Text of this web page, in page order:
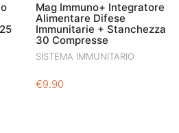
Mag Immuno+ Integratore
Alimentare Difese
Immunitarie + Stanchezza
30 Compresse
SISTEMA IMMUNITARIO
€9.90